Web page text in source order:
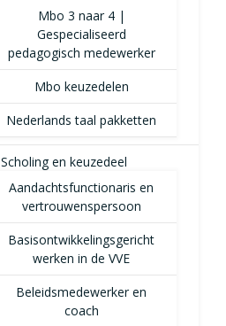
Mbo 3 naar 4 |
Gespecialiseerd
pedagogisch medewerker
Mbo keuzedelen
Nederlands taal pakketten
Scholing en keuzedeel
Aandachtsfunctionaris en
vertrouwenspersoon
Basisontwikkelingsgericht
werken in de VVE
Beleidsmedewerker en
coach